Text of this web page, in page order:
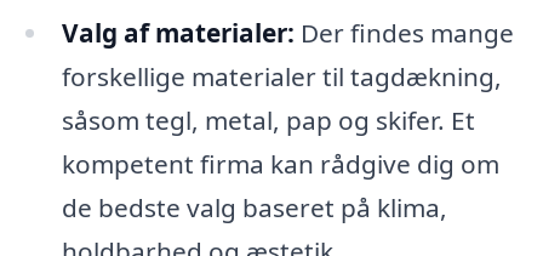
Valg af materialer: Der findes mange
forskellige materialer til tagdækning,
såsom tegl, metal, pap og skifer. Et
kompetent firma kan rådgive dig om
de bedste valg baseret på klima,